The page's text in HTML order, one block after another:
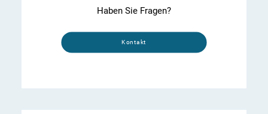
Haben Sie Fragen?
Kontakt